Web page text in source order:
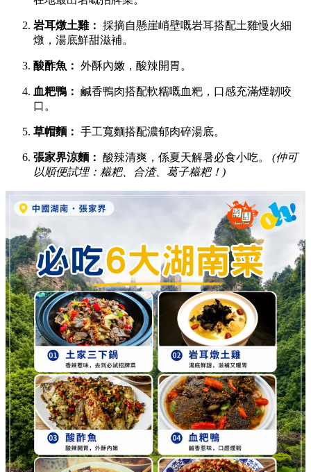
岩耳燉土雞： 採摘自懸崖峭壁嘅岩耳搭配土雞慢火細
燉，湯底鮮甜滋補。
酸酢魚： 外酥內嫩，酸辣開胃。
血粑鴨： 鹹香鴨肉搭配軟糯嘅血粑，口感充滿煙韌咬
口。
草帽麵： 手工寬麵搭配濃郁肉碎湯底。
張家界涼麵： 酸辣清爽，係夏天解暑必食小吃。 (仲可
以順便試埋：糍粑、合渣、葛子糍粑！)